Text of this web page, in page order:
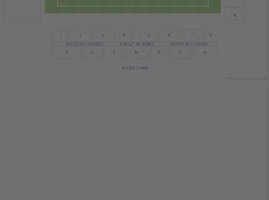
16
SOUTH STAND
1 2 3 4 5 6 7 8
9 10 11 12 13 14 15
HOSPITALITY BOXES EXECUTIVE BOXES HOSPITALITY BOXES